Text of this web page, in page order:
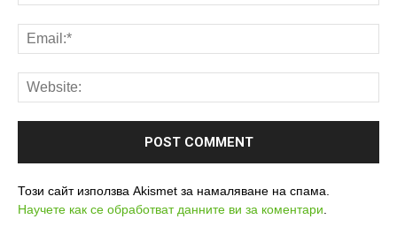
Този сайт използва Akismet за намаляване на спама.
Научете как се обработват данните ви за коментари